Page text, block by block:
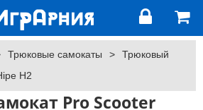
Трюковые самокаты >
Трюковый
H2
Pro Scooter